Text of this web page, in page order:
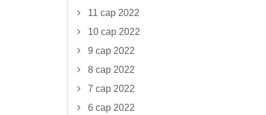
11 сар 2022
10 сар 2022
9 сар 2022
8 сар 2022
7 сар 2022
6 сар 2022